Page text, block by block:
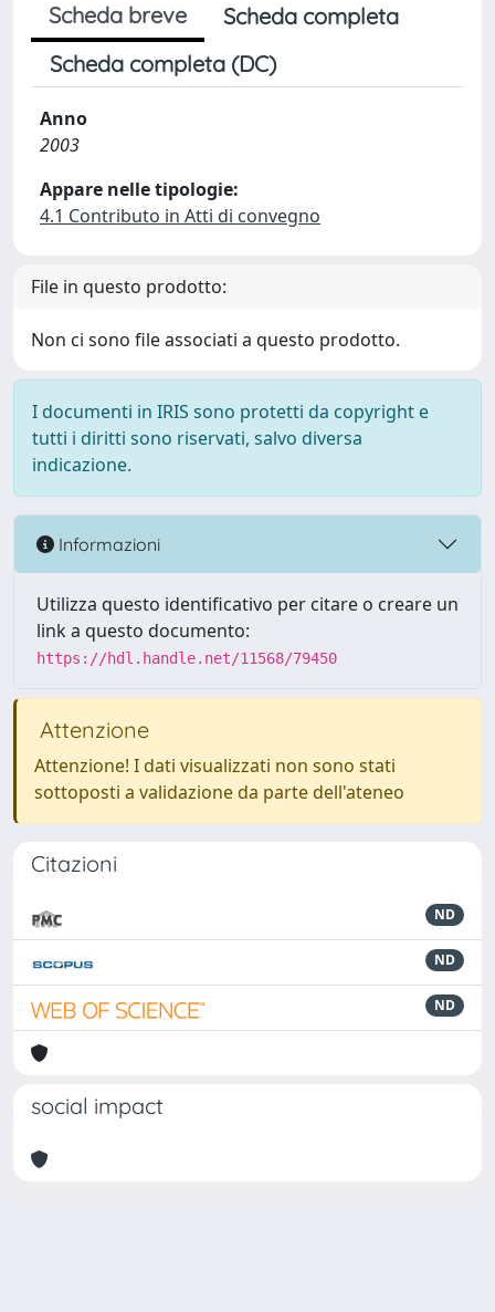
Scheda breve
Scheda completa
Scheda completa (DC)
Anno
2003
Appare nelle tipologie:
4.1 Contributo in Atti di convegno
File in questo prodotto:
Non ci sono file associati a questo prodotto.
I documenti in IRIS sono protetti da copyright e
tutti i diritti sono riservati, salvo diversa
indicazione.
Informazioni
Utilizza questo identificativo per citare o creare un
link a questo documento:
https://hdl.handle.net/11568/79450
Attenzione
Attenzione! I dati visualizzati non sono stati
sottoposti a validazione da parte dell'ateneo
Citazioni
ND
ND
ND
social impact